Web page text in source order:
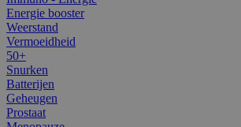
Energie booster
Weerstand
Vermoeidheid
50+
Snurken
Batterijen
Geheugen
Prostaat